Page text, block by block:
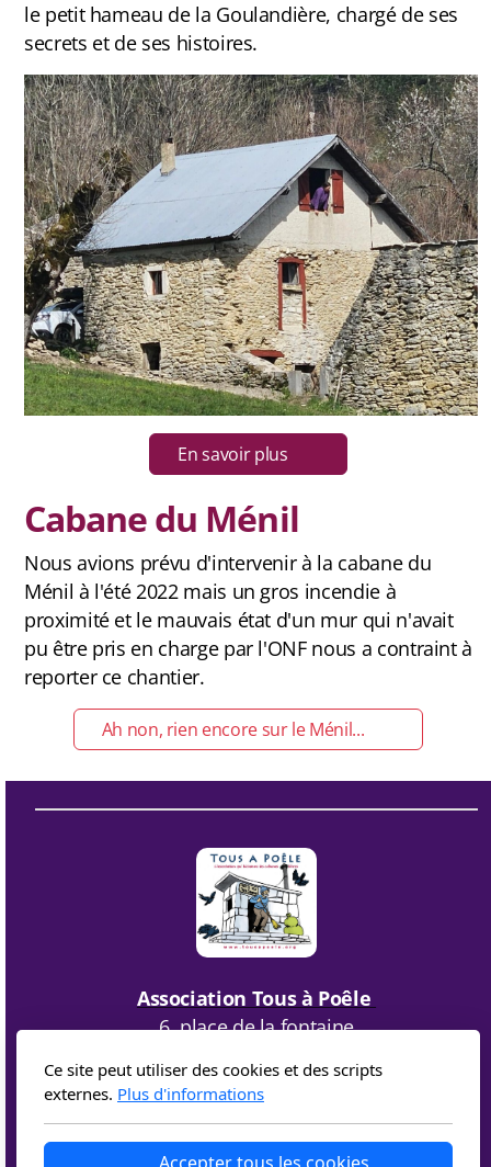
le petit hameau de la Goulandière, chargé de ses
secrets et de ses histoires.
En savoir plus
Cabane du Ménil
Nous avions prévu d'intervenir à la cabane du
Ménil à l'été 2022 mais un gros incendie à
proximité et le mauvais état d'un mur qui n'avait
pu être pris en charge par l'ONF nous a contraint à
reporter ce chantier.
Ah non, rien encore sur le Ménil...
Association Tous à Poêle
6, place de la fontaine
Ce site peut utiliser des cookies et des scripts
externes. Plus d'informations